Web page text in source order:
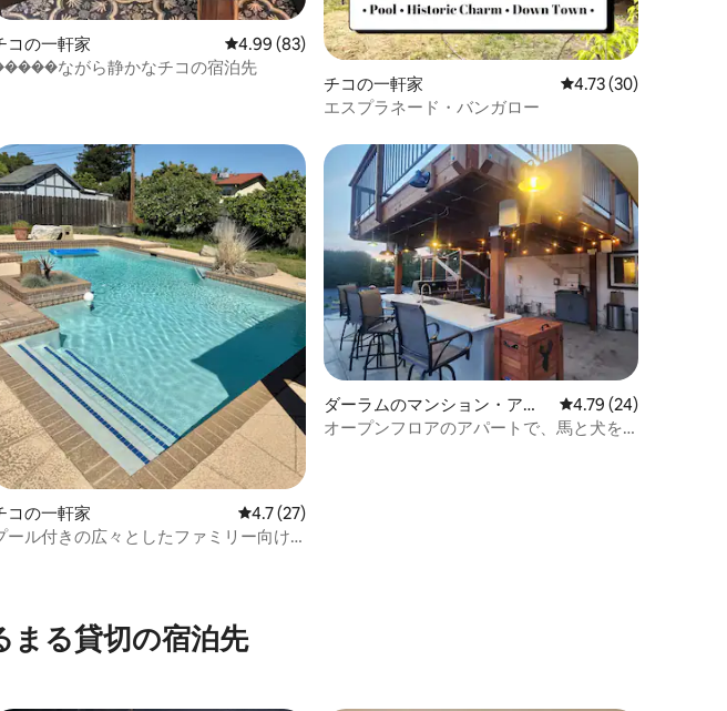
5つ星中4.88つ星の平均評価
コの一軒家 レビュー83件、5つ星中4.99つ星の平均評価
4.99 (83)
ながら静かなチコの宿泊先
チコの一軒家 レビュー30件、5つ
4.73 (30)
エスプラネード・バンガロー
5つ星中4.96つ星の平均評価
コの一軒家 レビュー27件、5つ星中4.7つ星の平均評価
4.7 (27)
ール付きの広々としたファミリー向け
ダーラムのマンション・アパ
ート
レビュー24件、5つ
4.79 (24)
オープンフロアのアパートで、馬と犬を
る貸切の宿泊先